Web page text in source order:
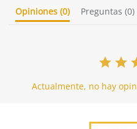
Opiniones (0) Preguntas (0)
Actualmente, no hay